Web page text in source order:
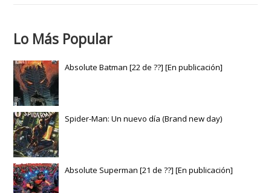
Lo Más Popular
Absolute Batman [22 de ??] [En publicación]
Spider-Man: Un nuevo día (Brand new day)
Absolute Superman [21 de ??] [En publicación]